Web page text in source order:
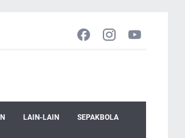
LAIN-LAIN SEPAKBOLA